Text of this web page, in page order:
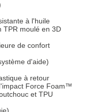
à l'huile
TPR moulé en 3D
de confort
d'aide)
à retour
Force Foam™
et TPU